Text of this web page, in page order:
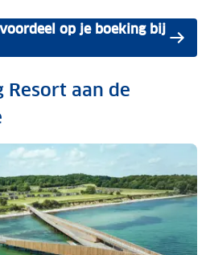
op je boeking bij
Resort aan de